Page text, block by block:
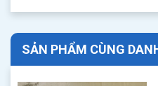
SẢN PHẨM CÙNG